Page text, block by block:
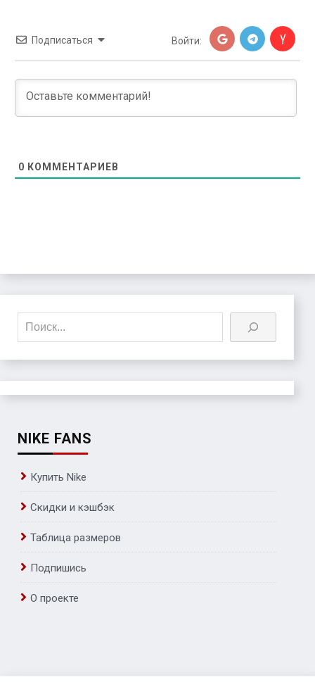
Подписаться Войти:
0 КОММЕНТАРИЕВ
Поиск
NIKE FANS
Купить Nike
Скидки и кэшбэк
Таблица размеров
Подпишись
О проекте